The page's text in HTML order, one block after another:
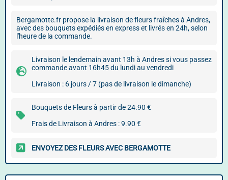
Bergamotte.fr propose la livraison de fleurs fraîches à Andres,
avec des bouquets expédiés en express et livrés en 24h, selon
l'heure de la commande.
Livraison le lendemain avant 13h à Andres si vous passez
commande avant 16h45 du lundi au vendredi
Livraison : 6 jours / 7 (pas de livraison le dimanche)
Bouquets de Fleurs à partir de 24.90 €
Frais de Livraison à Andres : 9.90 €
ENVOYEZ DES FLEURS AVEC BERGAMOTTE